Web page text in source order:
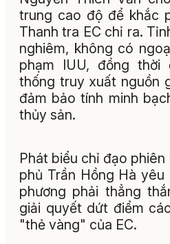
trung cao độ để khắc
Thanh tra EC chỉ ra.
nghiêm, không có
phạm IUU, đồng
thống truy xuất nguồn
đảm bảo tính minh
thủy sản.
Phát biểu chỉ đạo
phủ Trần Hồng Hà
phương phải thẳng
giải quyết dứt điểm
"thẻ vàng" của EC.